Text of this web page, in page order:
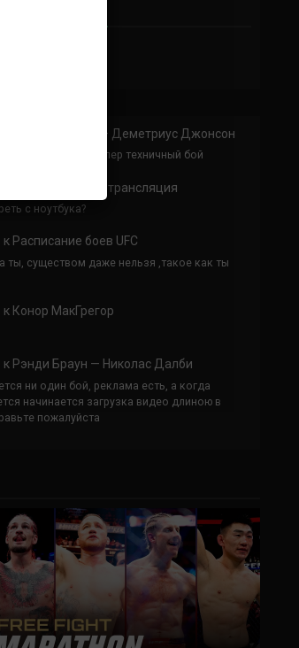
Доминик Круз — Деметриус Джонсон
выложили этот супер техничный бой
UFC 324 прямая трансляция
с ноутбука?
к Расписание боев UFC
ты, существом даже нельзя ,такое как ты
к Конор МакГрегор
к Рэнди Браун — Николас Далби
ни один бой, реклама есть, а когда
начинается загрузка видео длиною в
пожалуйста